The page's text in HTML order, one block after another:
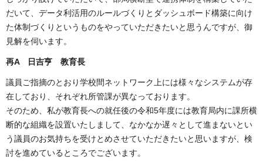
だいて、データ利活用のルールづくりとダッシュボード構築に向け
た体制づくりというものをやっていただきたいと思うんですが、御
見解を伺います。
再A 日吉亨 教育長
議員ご指摘のとおり学校間ネットワーク上には様々なシステムが存
在しており、それぞれ所管課が異なっております。
そのため、私が教育長への就任後の令和5年度には教育局内に課所横
断的な組織を設置いたしまして、なかなか遅々として進まないとい
う議員のお気持ちを受けとめさせていただきたいと思いますが、検
討を進めているところでございます。